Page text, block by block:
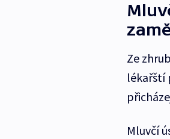
Ze
lékařští
Mluvčí